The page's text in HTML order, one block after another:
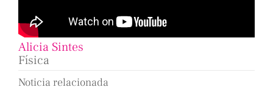
Alicia Sintes
Física
Noticia relacionada